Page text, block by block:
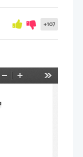
+107
Pomanjšaj